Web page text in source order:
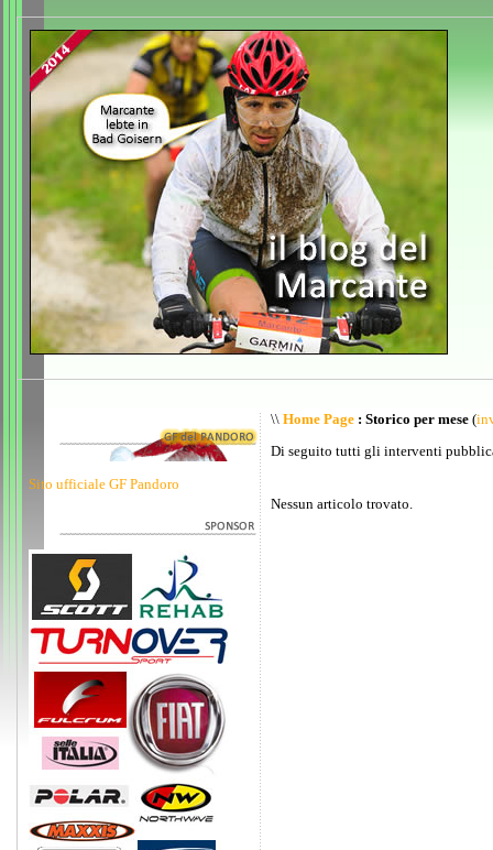
Sito ufficiale GF Pandoro
\\ Home Page : Storico per mese (
Di seguito tutti gli interventi
Nessun articolo trovato.